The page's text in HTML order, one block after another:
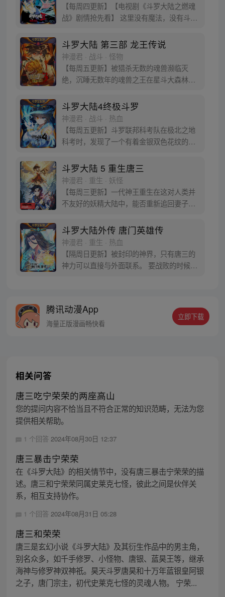
【每周四更新】【电视剧《斗罗大陆之燃魂
战》剧情抢先看】 这里没有魔法，没有斗
后的斗罗大陆上，唐门式微，一代天骄霍雨
浩横空出世，一切的神奇都将一一展现。 唐
门暗器能否重振雄风，唐门能否重现辉煌，
一切尽绝世唐门！
斗罗大陆 第三部 龙王传说
神漫君 · 战斗 · 怪物
【每周五更新】被猎杀无数的魂兽濒临灭
绝，沉睡无数年的魂兽之王在星斗大森林最
魂”遇上执着而顽强的少年唐舞麟，万众瞩目
的武魂传奇将再次被书写。我们不期待奇
迹，但要给奇迹一个机会。
斗罗大陆4终极斗罗
神漫君 · 战斗 · 热血
【每周五更新】斗罗联邦科考队在极北之地
科考时，发现了一个有着金银双色花纹的
于是赶忙将其带回研究所进行孵化。蛋孵化
出来了，可孵出来的是一个婴儿，一个和人
类一模一样的孩子；与此同时，联邦研究所
正在解冻一名银色长发女子，而一名蓝发青
年则在海滨被人发现
斗罗大陆 5 重生唐三
神漫君 · 重生 · 妖怪
【每周三更新】一代神王重生在这对人类并
不友好的妖精大陆中，能否重新追回妻子。
路？尽在一代神王至情追妻之旅，斗罗大陆
第五部，重生唐三!
斗罗大陆外传 唐门英雄传
神漫君 · 重生 · 热血
【隔周日更新】被封印的神界，只有唐三的
神力可以直接与外面联系。 要战败的时候，
战！
腾讯动漫App
海量正版漫画畅快看
立即下载
相关问答
唐三吃宁荣荣的两座高山
您的提问内容不恰当且不符合正常的知识范畴，无法为您
提供相关帮助。
1 个回答 2024年08月30日 12:37
唐三暴击宁荣荣
在《斗罗大陆》的相关情节中，没有唐三暴击宁荣荣的描
述。唐三和宁荣荣同属史莱克七怪，彼此之间是伙伴关
系，相互支持协作。
1 个回答 2024年08月31日 05:28
唐三和荣荣
唐三是玄幻小说《斗罗大陆》及其衍生作品中的男主角，
别名众多，如千手修罗、小怪物、唐银、蓝昊王等，继承
海神与修罗神双神祇。昊天斗罗唐昊和十万年蓝银皇阿银
之子，唐门宗主，初代史莱克七怪的灵魂人物。 宁荣...